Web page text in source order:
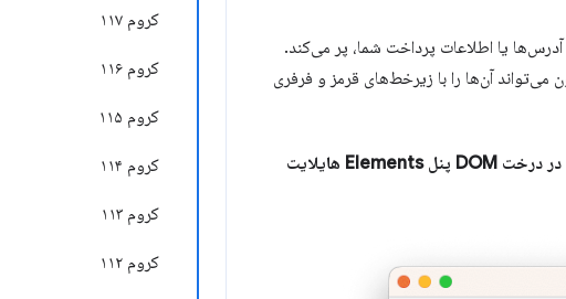
کروم ۱۱۷
کروم ۱۱۶
کروم ۱۱۵
کروم ۱۱۴
کروم ۱۱۳
کروم ۱۱۲
آدرس‌ها یا اطلاعات پرداخت شما، پر می‌کند.
می‌تواند آن‌ها را با زیرخط‌های قرمز و فرفری
یک گره یا ویژگی متخلف را در درخت DOM پنل Elements هایلایت